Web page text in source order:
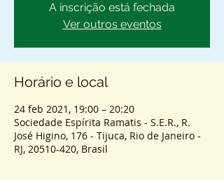
A inscrição está fechada
Ver outros eventos
Horário e local
24 feb 2021, 19:00 – 20:20
Sociedade Espírita Ramatis - S.E.R., R.
José Higino, 176 - Tijuca, Rio de Janeiro -
RJ, 20510-420, Brasil